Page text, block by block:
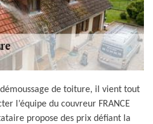
démoussage de toiture, il vient tout
l’équipe du couvreur FRANCE
propose des prix défiant la